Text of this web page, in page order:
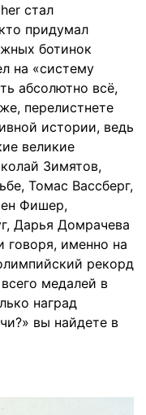
стал
придумал
ботинок
на «систему
абсолютно всё,
перелистнете
истории, ведь
великие
Зимятов,
Томас Вассберг,
Фишер,
Дарья Домрачева
говоря, именно на
рекорд
медалей в
наград
вы найдете в